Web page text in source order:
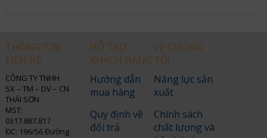
THÔNG TIN
LIÊN HỆ
CÔNG TY TNHH
SX – TM – DV – CN
THÁI SƠN
MST:
0317.887.817
ĐC: 196/56 Đường
HỖ TRỢ
KHÁCH HÀNG
Hướng dẫn
mua hàng
Quy định về
đổi trả
VỀ CHÚNG
TÔI
Năng lực sản
xuất
Chính sách
chất lượng và